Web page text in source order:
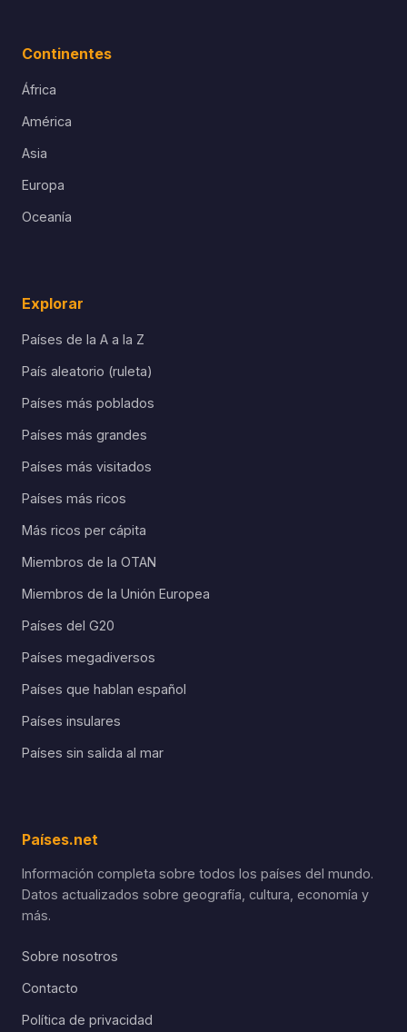
Continentes
África
América
Asia
Europa
Oceanía
Explorar
Países de la A a la Z
País aleatorio (ruleta)
Países más poblados
Países más grandes
Países más visitados
Países más ricos
Más ricos per cápita
Miembros de la OTAN
Miembros de la Unión Europea
Países del G20
Países megadiversos
Países que hablan español
Países insulares
Países sin salida al mar
Países.net
Información completa sobre todos los países del mundo.
Datos actualizados sobre geografía, cultura, economía y
más.
Sobre nosotros
Contacto
Política de privacidad